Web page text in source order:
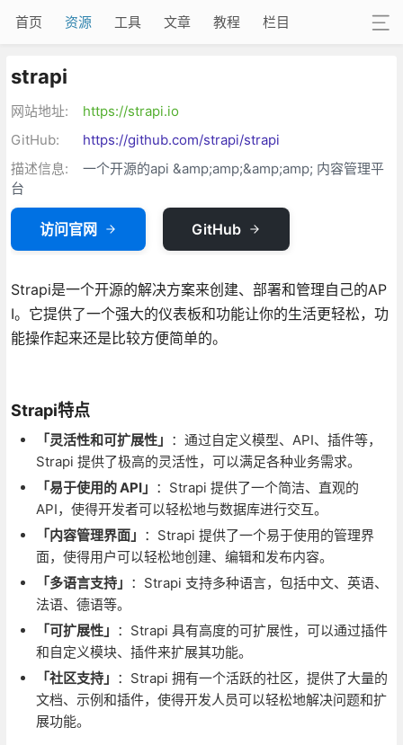
首页 资源 工具 文章 教程 栏目
strapi
网站地址:
https://strapi.io
GitHub:
https://github.com/strapi/strapi
描述信息:
一个开源的api &amp;amp;&amp;amp; 内容管理平
台
访问官网 GitHub
Strapi是一个开源的解决方案来创建、部署和管理自己的AP
I。它提供了一个强大的仪表板和功能让你的生活更轻松，功
能操作起来还是比较方便简单的。
Strapi特点
「灵活性和可扩展性」 ：通过自定义模型、API、插件等，
Strapi 提供了极高的灵活性，可以满足各种业务需求。
「易于使用的 API」 ：Strapi 提供了一个简洁、直观的
API，使得开发者可以轻松地与数据库进行交互。
「内容管理界面」 ：Strapi 提供了一个易于使用的管理界
面，使得用户可以轻松地创建、编辑和发布内容。
「多语言支持」 ：Strapi 支持多种语言，包括中文、英语、
法语、德语等。
「可扩展性」 ：Strapi 具有高度的可扩展性，可以通过插件
和自定义模块、插件来扩展其功能。
「社区支持」 ：Strapi 拥有一个活跃的社区，提供了大量的
文档、示例和插件，使得开发人员可以轻松地解决问题和扩
展功能。